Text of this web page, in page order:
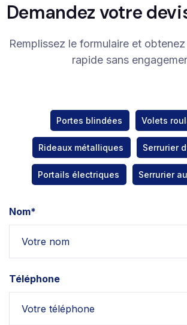
Demandez votre
Remplissez le formulaire et
rapide sans
Portes blindées Volets
Rideaux métalliques Serrurier
Portails électriques Serrurier
Nom*
Téléphone